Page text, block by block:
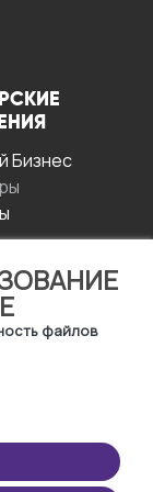
файлов
Бизнес